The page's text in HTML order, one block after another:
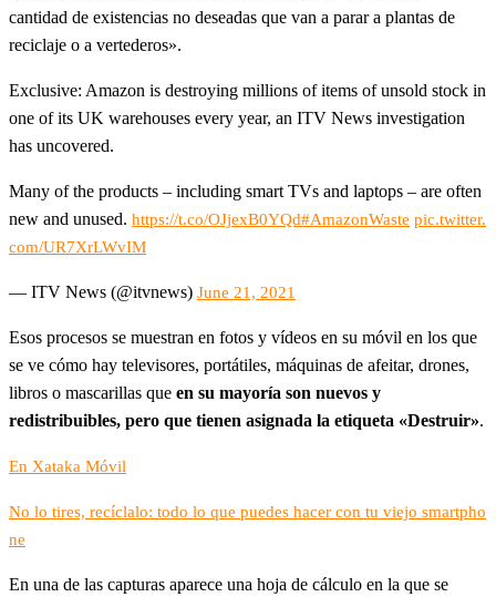
cantidad de existencias no deseadas que van a parar a plantas de
reciclaje o a vertederos».
Exclusive: Amazon is destroying millions of items of unsold stock in
one of its UK warehouses every year, an ITV News investigation
has uncovered.
Many of the products – including smart TVs and laptops – are often
new and unused. https://t.co/OJjexB0YQd#AmazonWaste pic.twitter.
com/UR7XrLWvIM
— ITV News (@itvnews) June 21, 2021
Esos procesos se muestran en fotos y vídeos en su móvil en los que
se ve cómo hay televisores, portátiles, máquinas de afeitar, drones,
libros o mascarillas que en su mayoría son nuevos y
redistribuibles, pero que tienen asignada la etiqueta «Destruir».
En Xataka Móvil
No lo tires, recíclalo: todo lo que puedes hacer con tu viejo smartpho
ne
En una de las capturas aparece una hoja de cálculo en la que se